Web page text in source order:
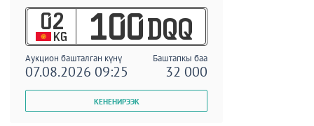
02
KG 100 DQQ
Аукцион башталган күнү Баштапкы баа
07.08.2026 09:25 32 000